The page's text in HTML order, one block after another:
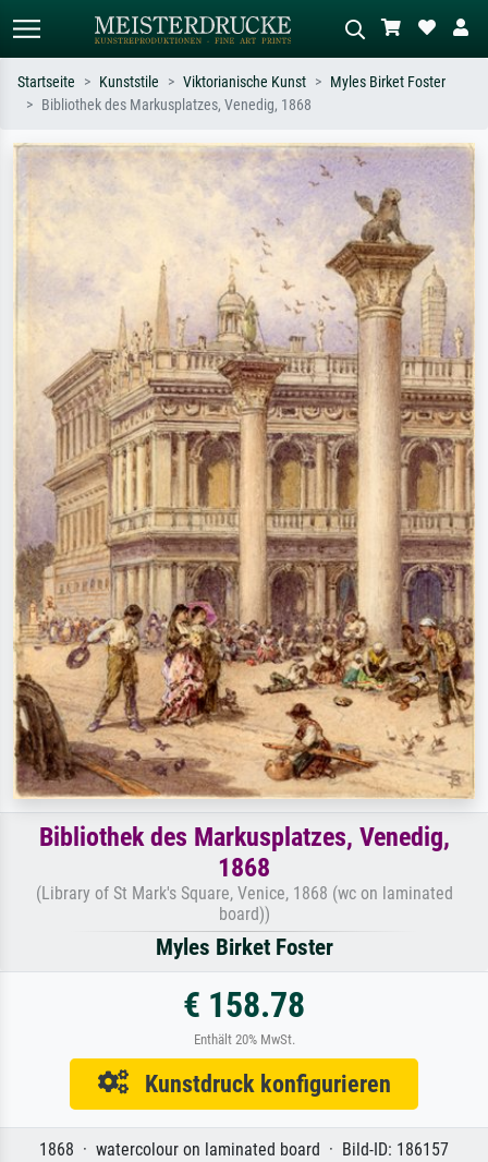
Suchen Sie nach Künstlern, Werktiteln
oder Stilen – z.B. Monet,
Beschreiben Sie die Szene – z.B. Grüne
Wiese, Abstrakt mit viel Rot, Dunkles
Ölgemälde, Stehender Akt neben einem
Baum.
Startseite Kunststile Viktorianische Kunst
Myles Birket Foster
Bibliothek des Markusplatzes, Venedig, 1868
Bibliothek des Markusplatzes, Venedig,
1868
(Library of St Mark's Square, Venice, 1868 (wc on laminated
board))
Myles Birket Foster
€ 158.78
Enthält 20% MwSt.
Kunstdruck konfigurieren
1868 · watercolour on laminated board · Bild-ID: 186157